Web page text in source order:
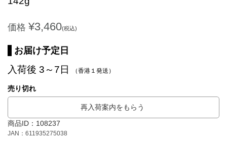
価格 ¥3,460(税込)
お届け予定日
入荷後 3～7日 （香港１発送）
売り切れ
再入荷案内をもらう
商品ID：108237
JAN：611935275038